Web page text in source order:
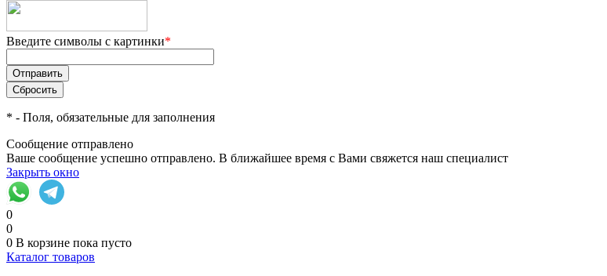
Введите символы с картинки*
* - Поля, обязательные для заполнения
Сообщение отправлено
Ваше сообщение успешно отправлено. В ближайшее время с Вами свяжется наш специалист
Закрыть окно
0
0
0 В корзине пока пусто
Каталог товаров